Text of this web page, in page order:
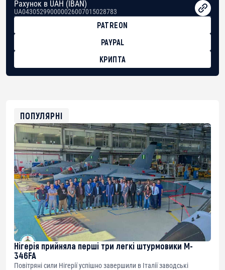
Рахунок в UAH (IBAN)
UA043052990000026007015028783
PATREON
PAYPAL
КРИПТА
0xfD02863D3289416fcF50975c9DFda13623f97758
ПОПУЛЯРНІ
Нігерія прийняла перші три легкі штурмовики M-
346FA
Повітряні сили Нігерії успішно завершили в Італії заводські